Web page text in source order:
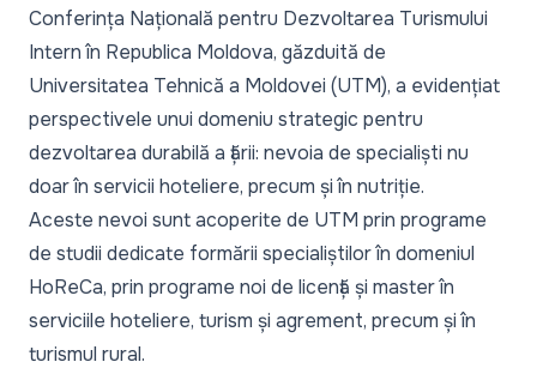
Conferința Națională pentru Dezvoltarea Turismului
Intern în Republica Moldova, găzduită de
Universitatea Tehnică a Moldovei (UTM), a evidențiat
perspectivele unui domeniu strategic pentru
dezvoltarea durabilă a țării: nevoia de specialiști nu
doar în servicii hoteliere, precum și în nutriție.
Aceste nevoi sunt acoperite de UTM prin programe
de studii dedicate formării specialiștilor în domeniul
HoReCa, prin programe noi de licență și master în
serviciile hoteliere, turism și agrement, precum și în
turismul rural.